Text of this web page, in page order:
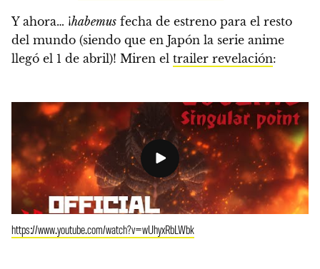
Y ahora… ¡habemus fecha de estreno para el resto
del mundo (siendo que en Japón la serie anime
llegó el 1 de abril)! Miren el trailer revelación:
https://www.youtube.com/watch?v=wUhyxRbLWbk